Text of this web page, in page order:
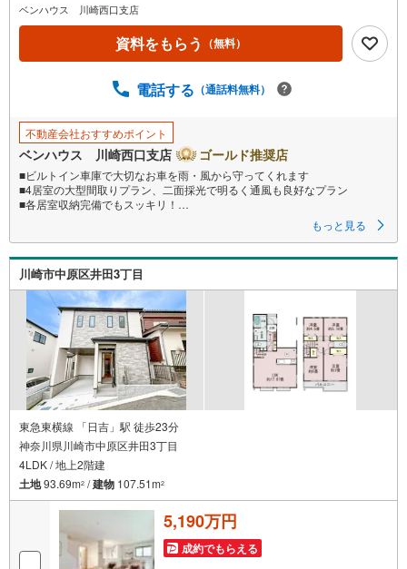
ベンハウス 川崎西口支店
資料をもらう （無料）
電話する （通話料無料）
不動産会社おすすめポイント
ベンハウス 川崎西口支店 ゴールド推奨店
■ビルトイン車庫で大切なお車を雨・風から守ってくれます
■4居室の大型間取りプラン、二面採光で明るく通風も良好なプラン
■各居室収納完備でもスッキリ！
■ご見学をご希望のお客様、平日・休日問わず ご対応させていただきます。
■また、オンライン案内・相談などにも対応しております。
どうぞ お気軽にご連絡下さい。
その他にも・・・
●「この物件以外にも何件か一緒に物件を見てみたい」
●「私はローンいくら借りられるのだろう？」
●「買替えなので、自宅がいくらで売却できるか知りたい」
●「車のローンがあるけど大丈夫かな？」
●「頭金は、どれくらいないと買えないの？」
●「自営業者はローン通りにくいって本当？」
などなど、住宅購入はわからないことばかり・・・。
ご安心ください!!
お力になれる事がございましたら、誠心誠意 お手伝いをさせていただきま
【ベンハウス】にお任せ下さい！
もっと見る
川崎市中原区井田3丁目
東急東横線 「日吉」駅 徒歩23分
神奈川県川崎市中原区井田3丁目
4LDK / 地上2階建
土地93.69m2 /建物 107.51m2
5,190万円
成約でもらえる